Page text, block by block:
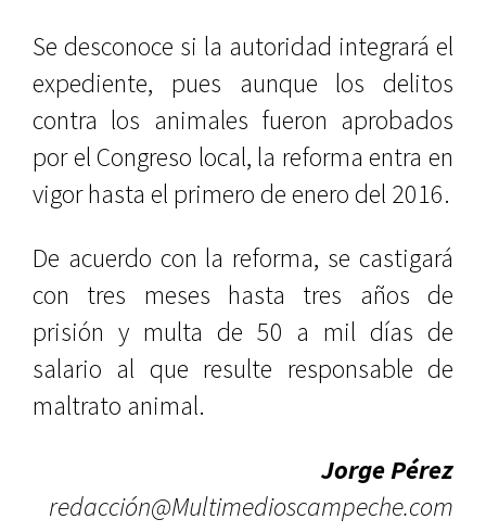
Se desconoce si la autoridad integrará el
expediente, pues aunque los delitos
contra los animales fueron aprobados
por el Congreso local, la reforma entra en
vigor hasta el primero de enero del 2016.
De acuerdo con la reforma, se castigará
con tres meses hasta tres años de
prisión y multa de 50 a mil días de
salario al que resulte responsable de
maltrato animal.
Jorge Pérez
redacción@Multimedioscampeche.com